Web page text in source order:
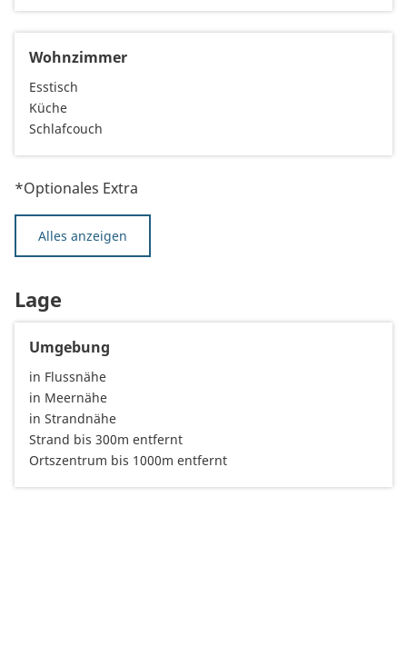
Wohnzimmer
Esstisch
Küche
Schlafcouch
*Optionales Extra
Alles anzeigen
Lage
Umgebung
in Flussnähe
in Meernähe
in Strandnähe
Strand bis 300m entfernt
Ortszentrum bis 1000m entfernt